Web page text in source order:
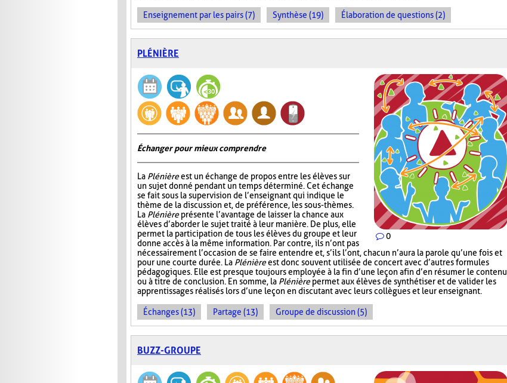
Enseignement par les pairs (7) Synthèse (19) Élaboration de questions (2)
PLÉNIÈRE
0
Échanger pour mieux comprendre
La Plénièreest un échange de propos entre les élèves sur
un sujet donné pendant un temps déterminé. Cet échange
se fait sous la supervision de l’enseignant qui indique le
thème de la discussion et, de préférence, les sous-thèmes.
La Plénièreprésente l’avantage de laisser la chance aux
élèves d’aborder le sujet traité à leur manière. De plus, elle
permet la participation de tous les élèves du groupe et leur
donne accès à la même information. Par contre, ils n’ont pas
nécessairement l’occasion de se faire entendre et, s’ils l’ont, chacun n’aura la parole qu’une fois et
pour une courte durée. La Plénièreest donc souvent utilisée de concert avec d’autres formules
pédagogiques. Elle est presque toujours employée à la fin d’une leçon afin d’en résumer le contenu
ou à titre de conclusion. En somme, la Plénièrepermet aux élèves de synthétiser et de valider les
apprentissages réalisés lors d’une leçon en discutant avec leurs collègues et leur enseignant.
Échanges (13) Partage (13) Groupe de discussion (5)
BUZZ-GROUPE